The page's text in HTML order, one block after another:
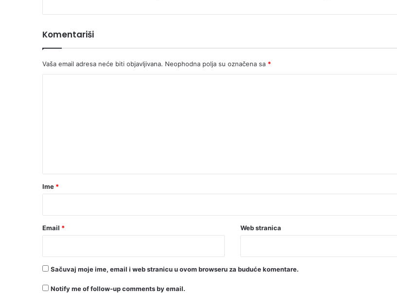
autu
dijete
Komentariši
Vaša email adresa neće biti objavljivana. Neophodna polja su označena sa *
rIme *
Email * Web stranica
Sačuvaj moje ime, email i web stranicu u ovom browseru za buduće komentare.
Notify me of follow-up comments by email.